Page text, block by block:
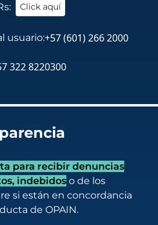
Click aquí
usuario:+57 (601) 266 2000
322 8220300
para recibir denuncias
indebidos o de los
si están en concordancia
de OPAIN.